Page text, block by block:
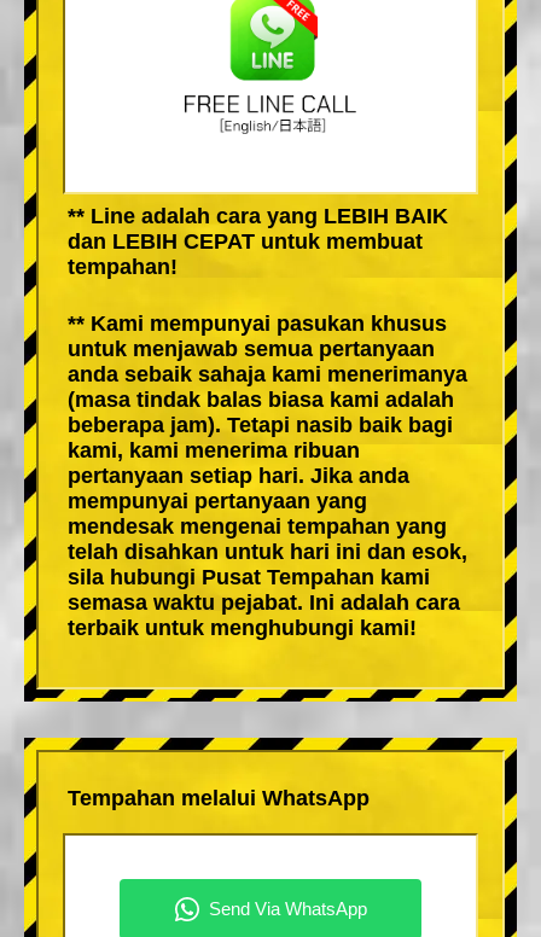
** Line adalah cara yang LEBIH BAIK
dan LEBIH CEPAT untuk membuat
tempahan!
** Kami mempunyai pasukan khusus
untuk menjawab semua pertanyaan
anda sebaik sahaja kami menerimanya
(masa tindak balas biasa kami adalah
beberapa jam). Tetapi nasib baik bagi
kami, kami menerima ribuan
pertanyaan setiap hari. Jika anda
mempunyai pertanyaan yang
mendesak mengenai tempahan yang
telah disahkan untuk hari ini dan esok,
sila hubungi Pusat Tempahan kami
semasa waktu pejabat. Ini adalah cara
terbaik untuk menghubungi kami!
Tempahan melalui WhatsApp